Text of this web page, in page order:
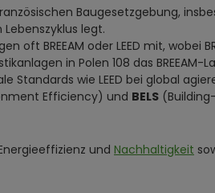
Baugesetzgebung,
legt.
BREEAM oder LEED mit, wobei
in Polen 108 das BREEAM-
Standards wie LEED bei global
Efficiency) und BELS
und Nachhaltigkeit